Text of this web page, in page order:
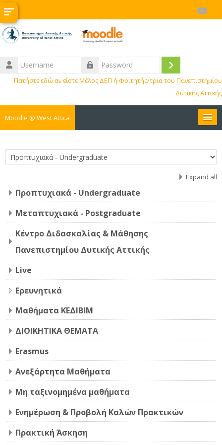
Skip to main content
Username
Password
Log
Πατήστε εδώ αν είστε Μέλος ΔΕΠ ή Φοιτητής/τρια του Πανεπιστημίου
Δυτικής Αττικής
Moodle @ West Attica
Erasmus
BIP
CTL Training
Support
English ‎(en)‎
Course categories
Expand all
Προπτυχιακά - Undergraduate
Μεταπτυχιακά - Postgraduate
Κέντρο Διδασκαλίας & Μάθησης
Πανεπιστημίου Δυτικής Αττικής
Live
Ερευνητικά
Μαθήματα ΚΕΔΙΒΙΜ
ΔΙΟΙΚΗΤΙΚΑ ΘΕΜΑΤΑ
Erasmus
Ανεξάρτητα Μαθήματα
Μη ταξινομημένα μαθήματα
Ενημέρωση & Προβολή Καλών Πρακτικών
Πρακτική Άσκηση